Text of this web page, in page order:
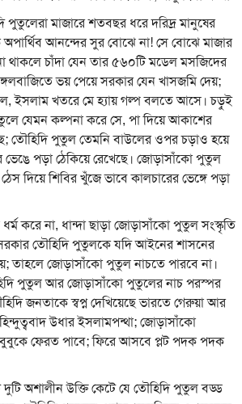
মাজারে শতবছর ধরে দরিদ্র মানুষের
আনন্দের সুর বোঝে না! সে বোঝে মাজার
থাকলে চাঁদা যেন তার ৫৬০টি মডেল মসজিদের
ভয় পেয়ে সরকার যেন খাসজমি দেয়;
ইসলাম খতরে মে হ্যায় গল্প বলতে আসে। চড়ুই
যেমন কল্পনা করে সে, পা দিয়ে আকাশের
তৌহিদি পুতুল তেমনি বাউলের ওপর চড়াও হয়ে
পড়া ঠেকিয়ে রেখেছে। জোড়াসাঁকো পুতুল
দিয়ে শিবির খুঁজে ভাবে কালচারের ভেঙ্গে পড়া
করে না, ধান্দা ছাড়া জোড়াসাঁকো পুতুল সংস্কৃতি
সরকার তৌহিদি পুতুলকে যদি আইনের শাসনের
তাহলে জোড়াসাঁকো পুতুল নাচতে পারবে না।
পুতুল আর জোড়াসাঁকো পুতুলের নাচ পরস্পর
জনতাকে স্বপ্ন দেখিয়েছে ভারতে গেরুয়া আর
উধার ইসলামপন্থা; জোড়াসাঁকো
বুবুকে ফেরত পাবে; ফিরে আসবে প্লট পদক পদক
অশালীন উক্তি কেটে যে তৌহিদি পুতুল বড্ড